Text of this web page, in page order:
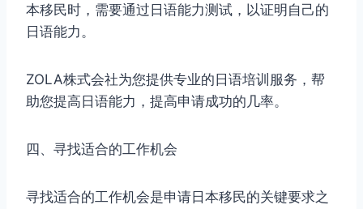
本移民时，需要通过日语能力测试，以证明自己的
日语能力。
ZOLA株式会社为您提供专业的日语培训服务，帮
助您提高日语能力，提高申请成功的几率。
四、寻找适合的工作机会
寻找适合的工作机会是申请日本移民的关键要求之